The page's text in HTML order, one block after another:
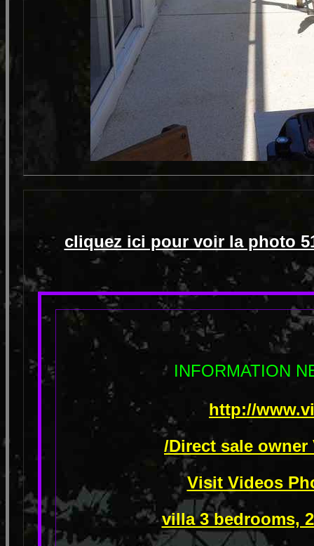
cliquez ici pour voir la photo
INFORMATION
http://
/Direct sale owner
Visit Videos
villa 3 bedrooms,